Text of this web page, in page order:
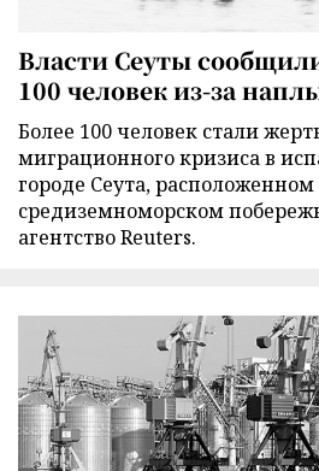
Власти Сеуты
100 человек из-за
Более 100 человек стали
миграционного кризиса в
городе Сеута, расположенном
средиземноморском
агентство Reuters.